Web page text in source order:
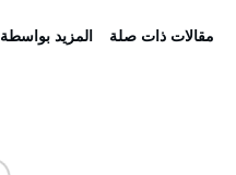
‫مقالات ذات صلة‬ ‫‫المزيد بواسطة‬ ‬ 5MUINTE فريق